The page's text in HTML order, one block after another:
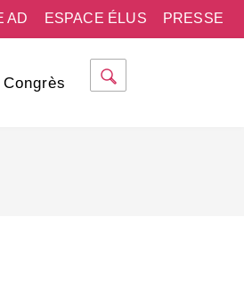
PRESSE
ESPACE ÉLUS
AD
Congrès